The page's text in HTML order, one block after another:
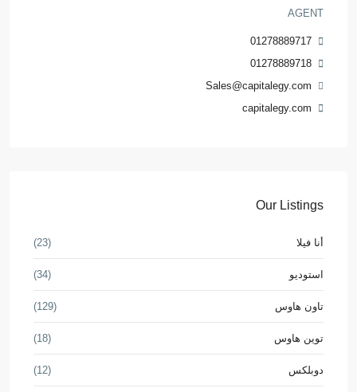
AGENT
01278889717
01278889718
Sales@capitalegy.com
capitalegy.com
Our Listings
أنا فيلا (23)
استوديو (34)
تاون هاوس (129)
توين هاوس (18)
دوبلكس (12)